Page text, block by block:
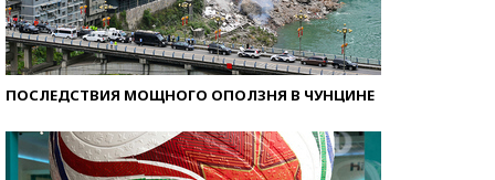
ПОСЛЕДСТВИЯ МОЩНОГО ОПОЛЗНЯ В ЧУНЦИНЕ